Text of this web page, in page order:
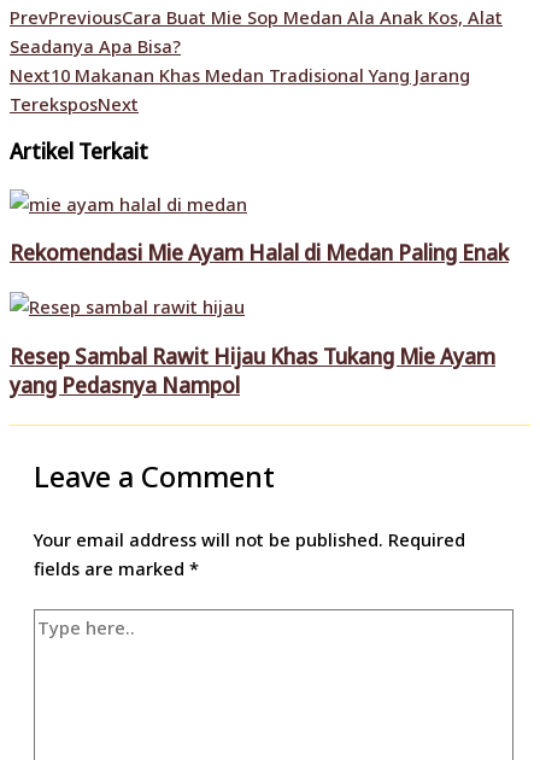
PrevPreviousCara Buat Mie Sop Medan Ala Anak Kos, Alat
Seadanya Apa Bisa?
Next10 Makanan Khas Medan Tradisional Yang Jarang
TereksposNext
Artikel Terkait
Rekomendasi Mie Ayam Halal di Medan Paling Enak
Resep Sambal Rawit Hijau Khas Tukang Mie Ayam
yang Pedasnya Nampol
Leave a Comment
Your email address will not be published. Required
fields are marked *
Type